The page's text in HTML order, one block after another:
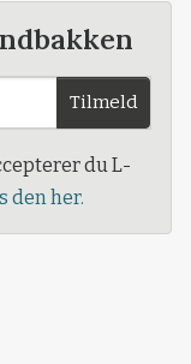
Tilmeld
du L-
den her.